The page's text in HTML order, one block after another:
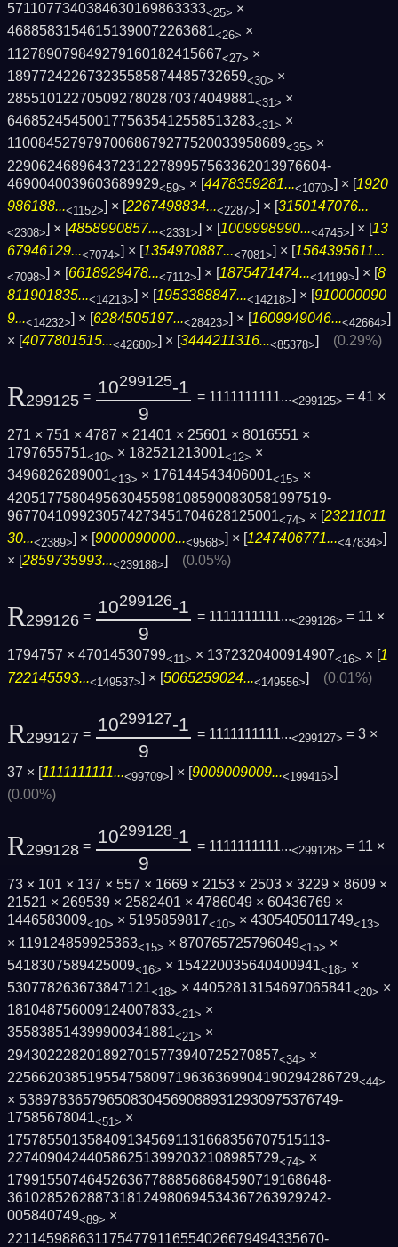
5711077340384630169863333<25> ×
46885831546151390072263681<26> ×
112789079849279160182415667<27> ×
189772422673235585874485732659<30> ×
2855101227050927802870374049881<31> ×
6468524545001775635412558513283<31> ×
11008452797970068679277520033958689<35> ×
2290624689643723122789957563362013976604­
4690040039603689929<59> × [4478359281...<1070>] × [1920
986188...<1152>] × [2267498834...<2287>] × [3150147076...
<2308>] × [4858990857...<2331>] × [1009998990...<4745>] × [13
67946129...<7074>] × [1354970887...<7081>] × [1564395611...
<7098>] × [6618929478...<7112>] × [1875471474...<14199>] × [8
811901835...<14213>] × [1953388847...<14218>] × [910000090
9...<14232>] × [6284505197...<28423>] × [1609949046...<42664>]
× [4077801515...<42680>] × [3444211316...<85378>] (0.29%)
R299125 = 10299125-1
9
= 1111111111...<299125> = 41 ×
271 × 751 × 4787 × 21401 × 25601 × 8016551 ×
1797655751<10> × 182521213001<12> ×
3496826289001<13> × 176144543406001<15> ×
4205177580495630455981085900830581997519­
9677041099230574273451704628125001<74> × [23211011
30...<2389>] × [9000090000...<9568>] × [1247406771...<47834>]
× [2859735993...<239188>] (0.05%)
R299126 = 10299126-1
9
= 1111111111...<299126> = 11 ×
1794757 × 47014530799<11> × 1372320400914907<16> × [1
722145593...<149537>] × [5065259024...<149556>] (0.01%)
R299127 = 10299127-1
9
= 1111111111...<299127> = 3 ×
37 × [1111111111...<99709>] × [9009009009...<199416>]
(0.00%)
R299128 = 10299128-1
9
= 1111111111...<299128> = 11 ×
73 × 101 × 137 × 557 × 1669 × 2153 × 2503 × 3229 × 8609 ×
21521 × 269539 × 2582401 × 4786049 × 60436769 ×
1446583009<10> × 5195859817<10> × 4305405011749<13>
× 119124859925363<15> × 870765725796049<15> ×
5418307589425009<16> × 154220035640400941<18> ×
530778263673847121<18> × 44052813154697065841<20> ×
181048756009124007833<21> ×
355838514399900341881<21> ×
2943022282018927015773940725270857<34> ×
2256620385195547580971963636990419029428­6729<44>
× 5389783657965083045690889312930975376749­
17585678041<51> ×
1757855013584091345691131668356707515113­
2274090424405862513992032108985729<74> ×
1799155074645263677888568684590719168648­
3610285262887318124980694534367263929242­
005840749<89> ×
2211459886311754779116554026679494335670­